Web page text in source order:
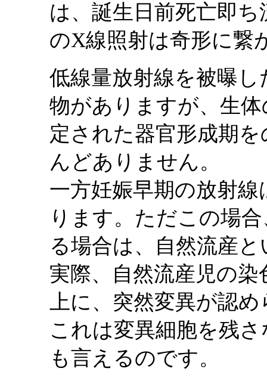
は、誕生日前死亡即
のX線照射は奇形に繋
低線量放射線を被曝
物がありますが、生
定された器官形成期
んどありません。
一方妊娠早期の放射
ります。ただこの場
る場合は、自然流産
実際、自然流産児の
上に、突然変異が認
これは変異細胞を残
も言えるのです。